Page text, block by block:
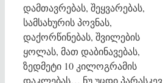
დამთავრებას, შეყვარებას,
სამსახურის პოვნას,
დაქორწინებას, შვილების
ყოლას, მათ დაბინავებას,
ზედმეტი 10 კილოგრამის
დაკლებას… ნუ უცდი პარასკევ